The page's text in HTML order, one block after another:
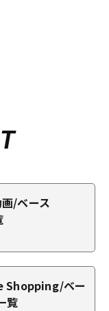
/ベース
Shopping/ベー
覧